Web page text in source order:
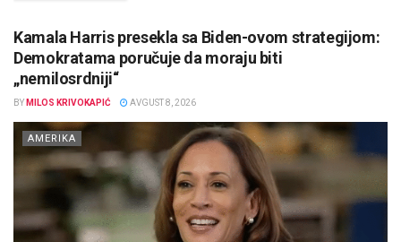
Kamala Harris presekla sa Biden-ovom strategijom:
Demokratama poručuje da moraju biti
„nemilosrdniji“
BY MILOS KRIVOKAPIĆ AVGUST 8, 2026
AMERIKA